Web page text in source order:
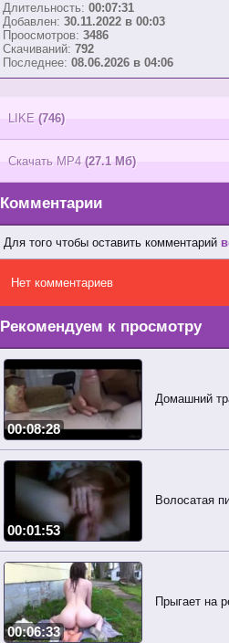
Длительность: 00:07:31
Добавлен: 30.11.2022 в 00:03
Проосмотров: 3486
Скачиваний: 792
Последнее: 08.06.2026 в 04:06
LIKE (746)
Скачать MP4 (27.1 Мб)
Комментарии
Для того чтобы оставить комментарий
Нет комментариев
Рекомендуем к просмотру
Домашний
00:08:28
Волосатая
00:01:53
Прыгает на
00:06:33